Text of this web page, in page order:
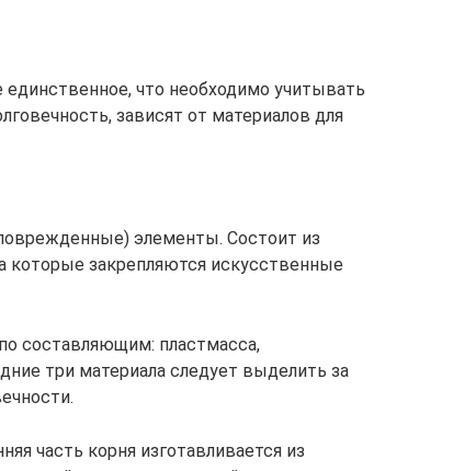
единственное, что необходимо учитывать
зависят от материалов для
элементы. Состоит из
закрепляются искусственные
составляющим: пластмасса,
три материала следует выделить за
часть корня изготавливается из